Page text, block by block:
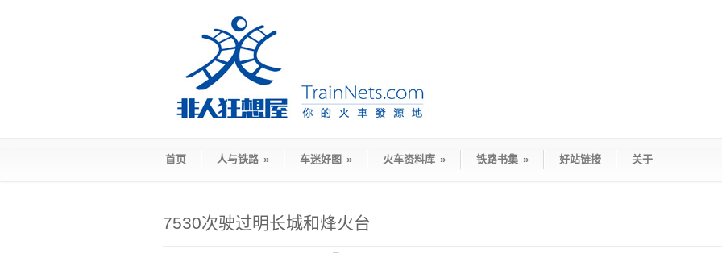
首页 人与铁路 » 车迷好图 » 火车资料库 » 铁路书集 » 好站链接 关于
7530次驶过明长城和烽火台